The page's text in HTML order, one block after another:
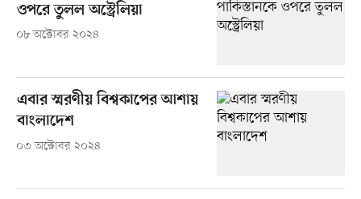
ওপরে তুলল অস্ট্রেলিয়া
০৮ অক্টোবর ২০২৪
এবার স্মরণীয় বিশ্বকাপের আশায়
বাংলাদেশ
০৩ অক্টোবর ২০২৪